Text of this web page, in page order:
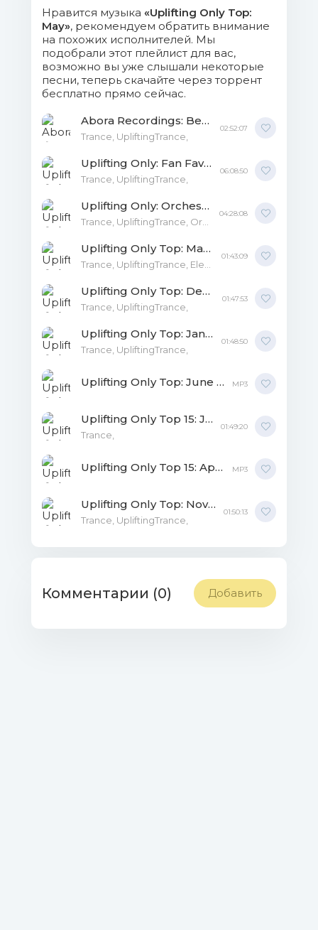
15. SoundLift - Summer Moved On
(Original Mix).mp3 (19.9 Mb)
folder.jpg (81.73 Kb)
Нравится музыка «Uplifting Only Top:
May», рекомендуем обратить внимание
на похожих исполнителей. Мы
подобрали этот плейлист для вас,
возможно вы уже слышали некоторые
песни, теперь скачайте через торрент
бесплатно прямо сейчас.
Abora Recordings: Best Of 2019 [Mixed by Ori Uplift] MP3
Trance, UpliftingTrance,
02:52:07
Uplifting Only: Fan Favorites 2018-2019 [Mixed by Ori Uplift] MP3
Trance, UpliftingTrance,
06:08:50
Uplifting Only: Orchestral Trance Year Mix 2019 [Mixed by Ori Uplift] MP3
04:28:08
Uplifting Only Top: March 2020 MP3
01:43:09
Uplifting Only Top: December MP3
Trance, UpliftingTrance,
01:47:53
Uplifting Only Top: January MP3
Trance, UpliftingTrance,
01:48:50
Uplifting Only Top: June MP3 MP3
Uplifting Only Top 15: June 2019 MP3
Trance,
01:49:20
Uplifting Only Top 15: April MP3 MP3
Uplifting Only Top: November MP3
Trance, UpliftingTrance,
01:50:13
Комментарии (0) Добавить